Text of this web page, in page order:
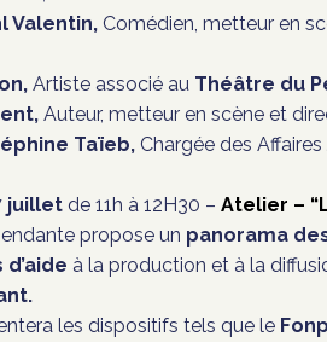
Valentin,Comédien, metteur en
Artiste associé au Théâtre du
Auteur, metteur en scène et
Taïeb,Chargée des Affaires
juillet de 11h à 12H30 – Atelier – “
propose un panorama
à la production et à la
les dispositifs tels que le